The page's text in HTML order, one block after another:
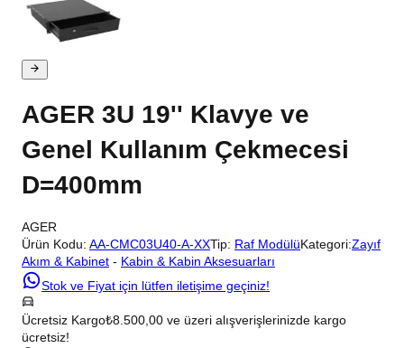
AGER 3U 19'' Klavye ve
Genel Kullanım Çekmecesi
D=400mm
AGER
Ürün Kodu: AA-CMC03U40-A-XXTip: Raf ModülüKategori:Zayıf
Akım & Kabinet - Kabin & Kabin Aksesuarları
Stok ve Fiyat için lütfen iletişime geçiniz!
Ücretsiz Kargo₺8.500,00 ve üzeri alışverişlerinizde kargo
ücretsiz!